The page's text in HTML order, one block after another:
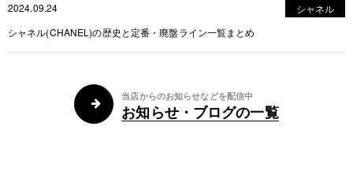
2024.09.24
シャネル
シャネル(CHANEL)の歴史と定番・廃盤ライン一覧まとめ
当店からのお知らせなどを配信中
お知らせ・ブログの一覧